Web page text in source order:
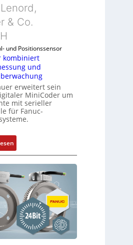
& Co.
und Positionssensor
kombiniert
und
erweitert sein
MiniCoder um
mit serieller
für Fanuc-
:
D
r
e
g
e
b
e
r